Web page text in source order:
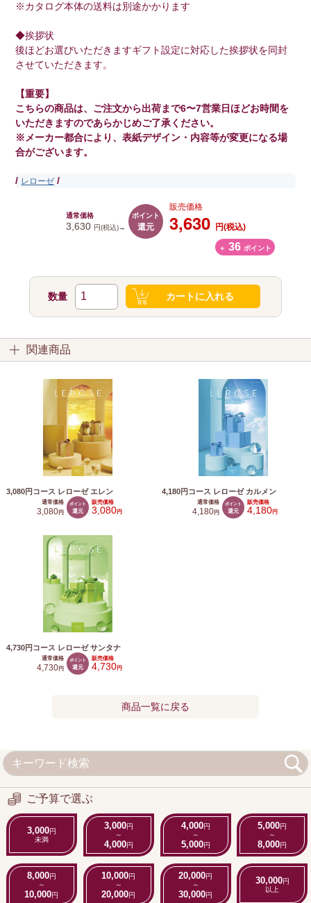
※カタログ本体の送料は別途かかります
◆挨拶状
後ほどお選びいただきますギフト設定に対応した挨拶状を同封
させていただきます。
【重要】
こちらの商品は、ご注文から出荷まで6〜7営業日ほどお時間を
いただきますのであらかじめご了承ください。
※メーカー都合により、表紙デザイン・内容等が変更になる場
合がございます。
/ レローゼ /
通常価格
3,630 円(税込)→
ポイント
還元
販売価格
3,630 円(税込)
＋ 36 ポイント
数量 カートに入れる
関連商品
3,080円コース レローゼ エレン
通常価格
3,080円
販売価格
3,080円
ポイント
還元
4,180円コース レローゼ カルメン
通常価格
4,180円
販売価格
4,180円
ポイント
還元
4,730円コース レローゼ サンタナ
通常価格
4,730円
販売価格
4,730円
ポイント
還元
商品一覧に戻る
ご予算で選ぶ
3,000円
未満
3,000円
～
4,000円
4,000円
～
5,000円
5,000円
～
8,000円
8,000円
～
10,000円
10,000円
～
20,000円
20,000円
～
30,000円
30,000円
以上